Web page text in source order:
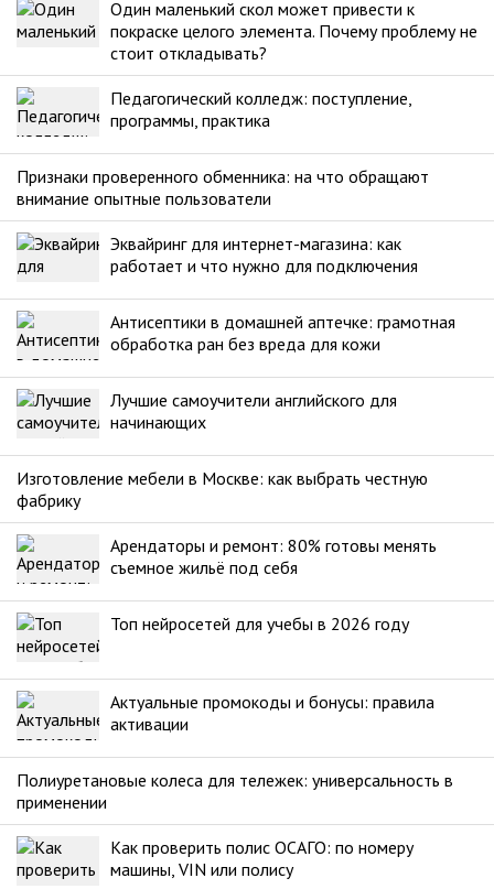
Один маленький скол может привести к
покраске целого элемента. Почему проблему не
стоит откладывать?
Педагогический колледж: поступление,
программы, практика
Признаки проверенного обменника: на что обращают
внимание опытные пользователи
Эквайринг для интернет-магазина: как
работает и что нужно для подключения
Антисептики в домашней аптечке: грамотная
обработка ран без вреда для кожи
Лучшие самоучители английского для
начинающих
Изготовление мебели в Москве: как выбрать честную
фабрику
Арендаторы и ремонт: 80% готовы менять
съемное жильё под себя
Топ нейросетей для учебы в 2026 году
Актуальные промокоды и бонусы: правила
активации
Полиуретановые колеса для тележек: универсальность в
применении
Как проверить полис ОСАГО: по номеру
машины, VIN или полису